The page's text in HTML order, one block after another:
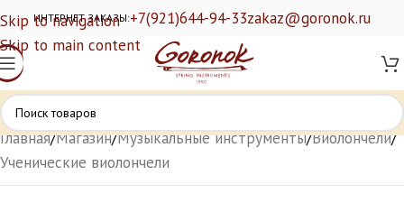
Skip to navigation
Skip to main content
ИНТЕРНЕТ ЗАКАЗЫ:+7(921)644-94-33zakaz@goronok.ru
Главная/Магазин/Музыкальные инструменты/Виолончели/
Ученические виолончели